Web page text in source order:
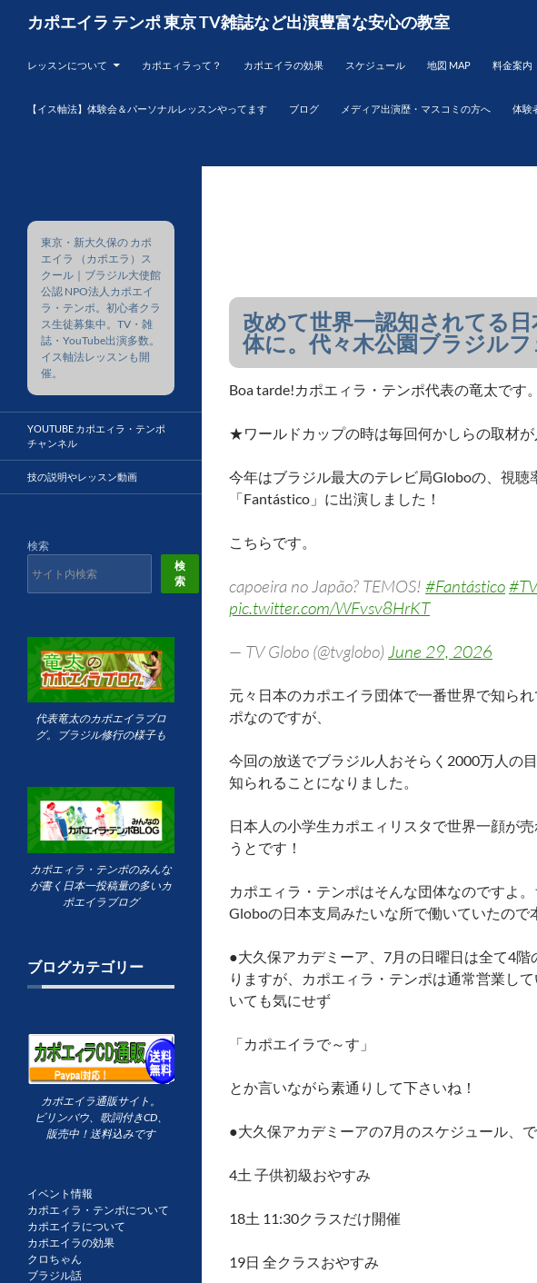
カポエイラ テンポ 東京 TV雑誌など出演豊富な安心の教室
レッスンについて カポエィラって？ カポエイラの効果 スケジュール 地図 MAP 料金案内
【イス軸法】体験会＆パーソナルレッスンやってます ブログ メディア出演歴・マスコミの方へ 体験
改めて世界一認知されてる
体に。代々木公園ブラジル
Boa tarde!カポエィラ・テンポ代表の竜太です。
★ワールドカップの時は毎回何かしらの取材が
今年はブラジル最大のテレビ局Globoの、視聴
「Fantástico」に出演しました！
こちらです。
capoeira no Japão? TEMOS! #Fantástico
pic.twitter.com/WFvsv8HrKT
— TV Globo (@tvglobo) June 29, 2026
元々日本のカポエイラ団体で一番世界で知ら
ポなのですが、
今回の放送でブラジル人おそらく2000万人の
知られることになりました。
日本人の小学生カポエィリスタで世界一顔が
うとです！
カポエィラ・テンポはそんな団体なのですよ
Globoの日本支局みたいな所で働いていたので
●大久保アカデミーア、7月の日曜日は全て4
りますが、カポエィラ・テンポは通常営業し
いても気にせず
「カポエイラで～す」
とか言いながら素通りして下さいね！
●大久保アカデミーアの7月のスケジュール、で
4土 子供初級おやすみ
18土 11:30クラスだけ開催
19日 全クラスおやすみ
東京・新大久保の カポ
エイラ （カポエラ）ス
クール｜ブラジル大使館
公認 NPO法人カポエイ
ラ・テンポ。初心者クラ
ス生徒募集中。TV・雑
誌・YouTube出演多数。
イス軸法レッスンも開
催。
YOUTUBE カポエィラ・テンポ
チャンネル
技の説明やレッスン動画
検索
検
索
代表竜太のカポエイラブロ
グ。ブラジル修行の様子も
カポエィラ・テンポのみんな
が書く日本一投稿量の多いカ
ポエイラブログ
ブログカテゴリー
カポエイラ通販サイト。
ビリンバウ、歌詞付きCD、
販売中！送料込みです
イベント情報
カポエィラ・テンポについて
カポエイラについて
カポエイラの効果
クロちゃん
ブラジル話